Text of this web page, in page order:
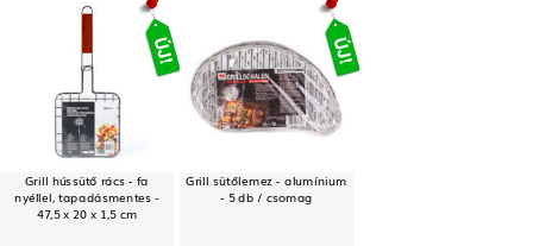
Grill hússütő rács - fa
nyéllel, tapadásmentes -
47,5 x 20 x 1,5 cm
Grill sütőlemez - alumínium
- 5 db / csomag